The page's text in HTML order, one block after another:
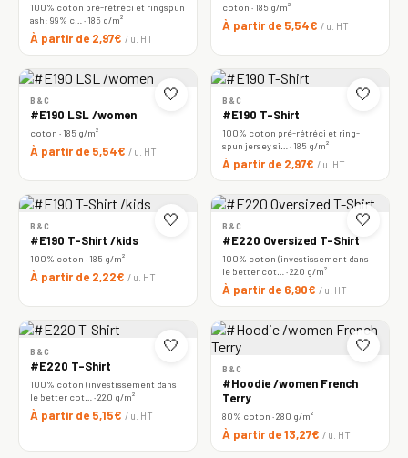
100% coton pré-rétréci et ringspun
ash: 99% c… · 185 g/m²
À partir de 2,97€ / u. HT
coton · 185 g/m²
À partir de 5,54€ / u. HT
🤍
B&C
#E190 LSL /women
coton · 185 g/m²
À partir de 5,54€ / u. HT
🤍
B&C
#E190 T-Shirt
100% coton pré-rétréci et ring-
spun jersey si… · 185 g/m²
À partir de 2,97€ / u. HT
🤍
B&C
#E190 T-Shirt /kids
100% coton · 185 g/m²
À partir de 2,22€ / u. HT
🤍
B&C
#E220 Oversized T-Shirt
100% coton (investissement dans
le better cot… · 220 g/m²
À partir de 6,90€ / u. HT
🤍
B&C
#E220 T-Shirt
100% coton (investissement dans
le better cot… · 220 g/m²
À partir de 5,15€ / u. HT
🤍
B&C
#Hoodie /women French
Terry
80% coton · 280 g/m²
À partir de 13,27€ / u. HT